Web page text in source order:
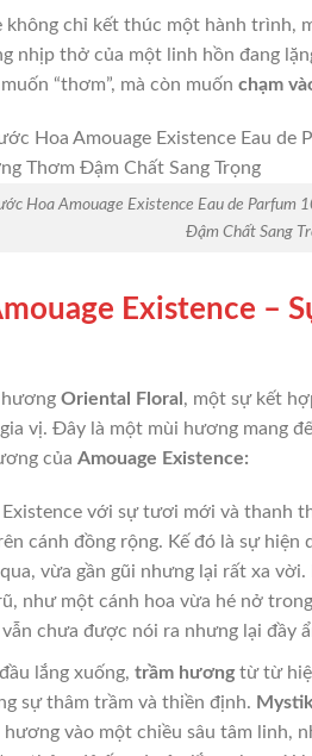
không chỉ kết thúc một hành
thở của một linh hồn đang
“thơm”, mà còn muốn chạm
Hoa Amouage Existence Eau de Parfum
Đậm Chất Sang
Existence –
Oriental Floral , một sự kết
vị. Đây là một mùi hương mang
của Amouage Existence:
với sự tươi mới và thanh
cánh đồng rộng. Kế đó là sự hiện
vừa gần gũi nhưng lại rất xa vời.
như một cánh hoa vừa hé nở
chưa được nói ra nhưng lại
lắng xuống, trầm hươngtừ từ
sự thâm trầm và thiền định.
vào một chiều sâu tâm linh,